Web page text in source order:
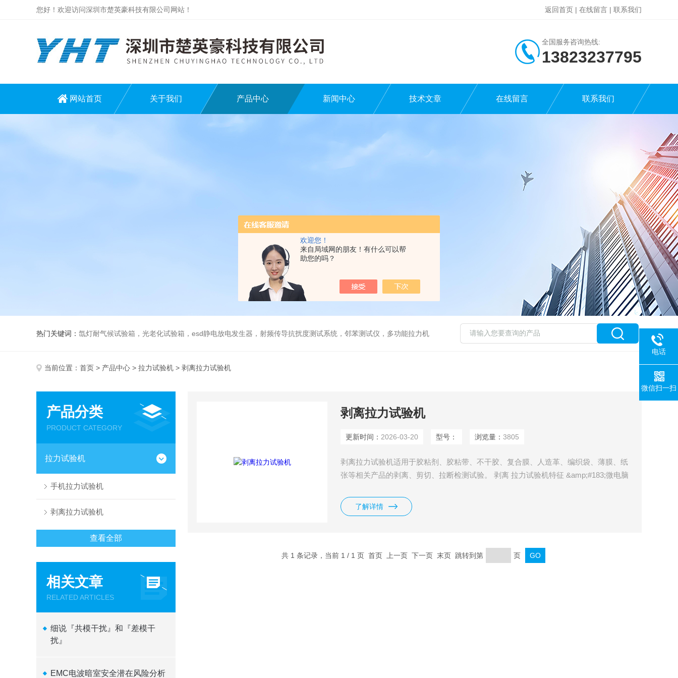
欢迎您！
来自局域网的朋友！有什么可以帮
助您的吗？
您好！欢迎访问深圳市楚英豪科技有限公司网站！ 返回首页 | 在线留言 | 联系我们
全国服务咨询热线:
13823237795
网站首页 关于我们 产品中心 新闻中心 技术文章 在线留言 联系我们
热门关键词： 氙灯耐气候试验箱，光老化试验箱，esd静电放电发生器，射频传导抗扰度测试系统，邻苯测试仪，多功能拉力机
当前位置： 首页 > 产品中心 > 拉力试验机 > 剥离拉力试验机
产品分类
PRODUCT CATEGORY
拉力试验机
手机拉力试验机
剥离拉力试验机
查看全部
相关文章
RELATED ARTICLES
细说『共模干扰』和『差模干
扰』
EMC电波暗室安全潜在风险分析
剥离拉力试验机
更新时间： 2026-03-20 型号： 浏览量：3805
剥离拉力试验机适用于胶粘剂、胶粘带、不干胶、复合膜、人造革、编织袋、薄膜、纸
张等相关产品的剥离、剪切、拉断检测试验。 剥离 拉力试验机特征 &amp;#183;微电脑
可完成全功能测试。
了解详情
共 1 条记录，当前 1 / 1 页 首页 上一页 下一页 末页 跳转到第 页
电话
微信扫一扫